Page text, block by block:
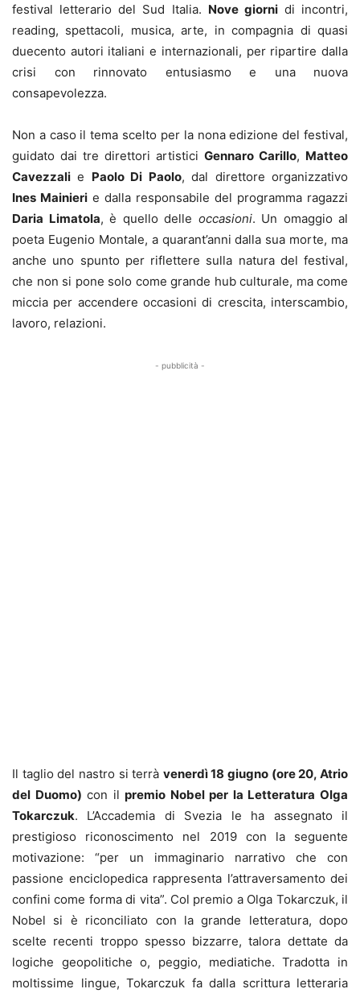
festival letterario del Sud Italia. Nove giornidi incontri,
reading, spettacoli, musica, arte, in compagnia di quasi
duecento autori italiani e internazionali, per ripartire dalla
crisi con rinnovato entusiasmo e una nuova
consapevolezza.
Non a caso il tema scelto per la nona edizione del festival,
guidato dai tre direttori artistici Gennaro Carillo, Matteo
Cavezzali e Paolo Di Paolo, dal direttore organizzativo
Ines Mainieri e dalla responsabile del programma ragazzi
Daria Limatola, è quello delle occasioni. Un omaggio al
poeta Eugenio Montale, a quarant’anni dalla sua morte, ma
anche uno spunto per riflettere sulla natura del festival,
che non si pone solo come grande hub culturale, ma come
miccia per accendere occasioni di crescita, interscambio,
lavoro, relazioni.
- pubblicità -
Il taglio del nastro si terrà venerdì 18 giugno (ore 20, Atrio
del Duomo) con ilpremio Nobel per la Letteratura Olga
Tokarczuk. L’Accademia di Svezia le ha assegnato il
prestigioso riconoscimento nel 2019 con la seguente
motivazione: “per un immaginario narrativo che con
passione enciclopedica rappresenta l’attraversamento dei
confini come forma di vita”. Col premio a Olga Tokarczuk, il
Nobel si è riconciliato con la grande letteratura, dopo
scelte recenti troppo spesso bizzarre, talora dettate da
logiche geopolitiche o, peggio, mediatiche. Tradotta in
moltissime lingue, Tokarczuk fa dalla scrittura letteraria